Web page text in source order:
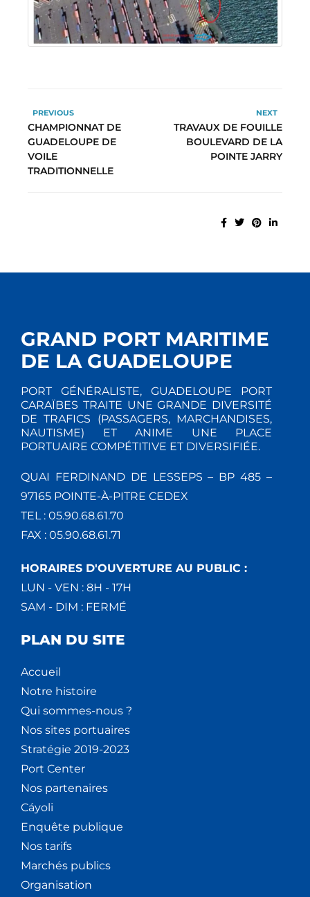
PREVIOUS
CHAMPIONNAT DE
GUADELOUPE DE
VOILE
TRADITIONNELLE
NEXT
TRAVAUX DE FOUILLE
BOULEVARD DE LA
POINTE JARRY
GRAND PORT MARITIME
DE LA GUADELOUPE
PORT GÉNÉRALISTE, GUADELOUPE PORT
CARAÏBES TRAITE UNE GRANDE DIVERSITÉ
DE TRAFICS (PASSAGERS, MARCHANDISES,
NAUTISME) ET ANIME UNE PLACE
PORTUAIRE COMPÉTITIVE ET DIVERSIFIÉE.
QUAI FERDINAND DE LESSEPS – BP 485 –
97165 POINTE-À-PITRE CEDEX
TEL : 05.90.68.61.70
FAX : 05.90.68.61.71
HORAIRES D'OUVERTURE AU PUBLIC :
LUN - VEN : 8H - 17H
SAM - DIM : FERMÉ
PLAN DU SITE
Accueil
Notre histoire
Qui sommes-nous ?
Nos sites portuaires
Stratégie 2019-2023
Port Center
Nos partenaires
Cáyoli
Enquête publique
Nos tarifs
Marchés publics
Organisation